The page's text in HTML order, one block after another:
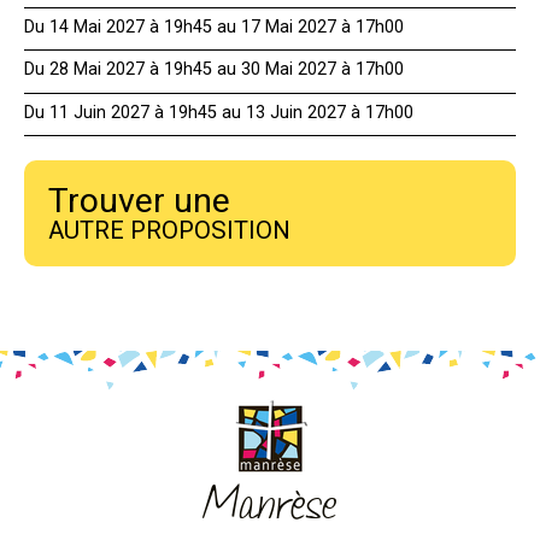
Du 14 Mai 2027 à 19h45 au 17 Mai 2027 à 17h00
Du 28 Mai 2027 à 19h45 au 30 Mai 2027 à 17h00
Du 11 Juin 2027 à 19h45 au 13 Juin 2027 à 17h00
Trouver une
AUTRE PROPOSITION
Manrèse